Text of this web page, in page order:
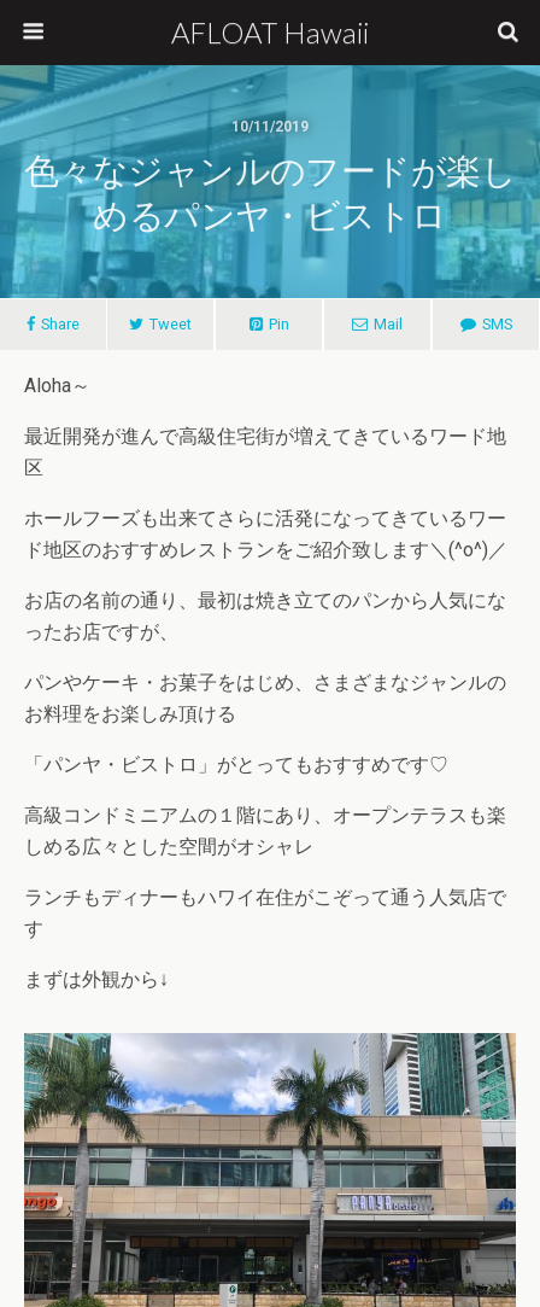
AFLOAT Hawaii
10/11/2019
色々なジャンルのフードが楽し
めるパンヤ・ビストロ
Share Tweet Pin Mail SMS
Aloha～
最近開発が進んで高級住宅街が増えてきているワード地
区
ホールフーズも出来てさらに活発になってきているワー
ド地区のおすすめレストランをご紹介致します＼(^o^)／
お店の名前の通り、最初は焼き立てのパンから人気にな
ったお店ですが、
パンやケーキ・お菓子をはじめ、さまざまなジャンルの
お料理をお楽しみ頂ける
「パンヤ・ビストロ」がとってもおすすめです♡
高級コンドミニアムの１階にあり、オープンテラスも楽
しめる広々とした空間がオシャレ
ランチもディナーもハワイ在住がこぞって通う人気店で
す
まずは外観から↓